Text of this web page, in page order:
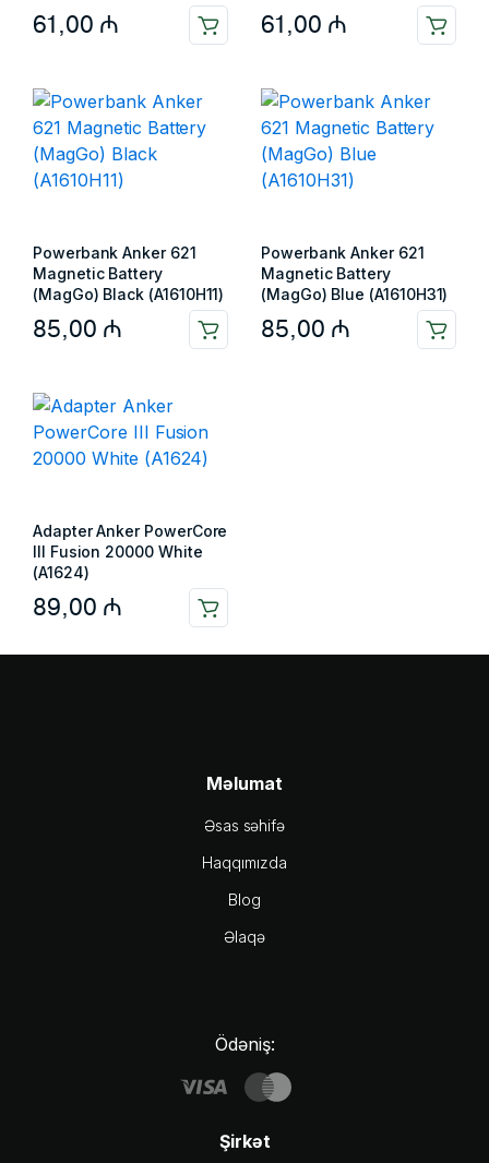
61,00 ₼ 61,00 ₼
Powerbank Anker 621
Magnetic Battery
(MagGo) Black (A1610H11)
85,00 ₼
Powerbank Anker 621
Magnetic Battery
(MagGo) Blue (A1610H31)
85,00 ₼
Adapter Anker PowerCore
III Fusion 20000 White
(A1624)
89,00 ₼
Məlumat
Əsas səhifə
Haqqımızda
Blog
Əlaqə
Ödəniş:
Şirkət